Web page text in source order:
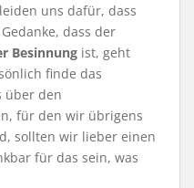
uns dafür, dass
dass der
Besinnung ist, geht
finde das
über den
für den wir übrigens
sollten wir lieber einen
für das sein, was